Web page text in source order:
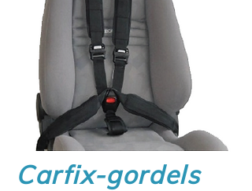
Carfix-gordels